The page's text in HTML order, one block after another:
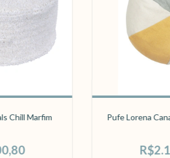
Chill Marfim Pufe Lorena